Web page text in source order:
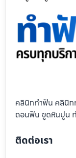
คลินิกทำฟัน คลินิ
ถอนฟัน ขูดหินปูน
ติดต่อเรา